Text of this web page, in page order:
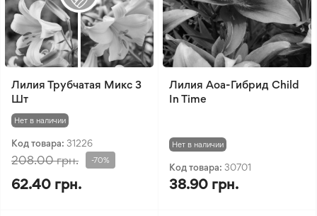
Лилия Трубчатая Микс 3
Шт
Нет в наличии
Код товара: 31226
208.00 грн. -70%
62.40 грн.
Лилия Aoa-Гибрид Child
In Time
Нет в наличии
Код товара: 30701
38.90 грн.